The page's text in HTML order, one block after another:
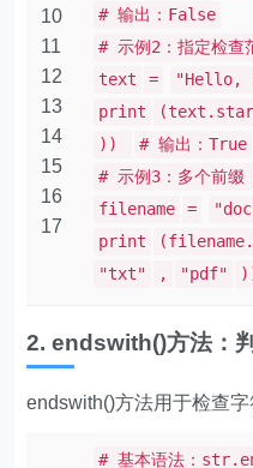
10
11
12
13
14
15
16
17
# 输出：False
# 示例2：指定检查
text
=
"Hello,
print
))
# 输出：True
# 示例3：多个前缀
filename
=
print
"txt"
, "pdf"
2. endswith()方法：
endswith()方法用于检查
# 基本语法：